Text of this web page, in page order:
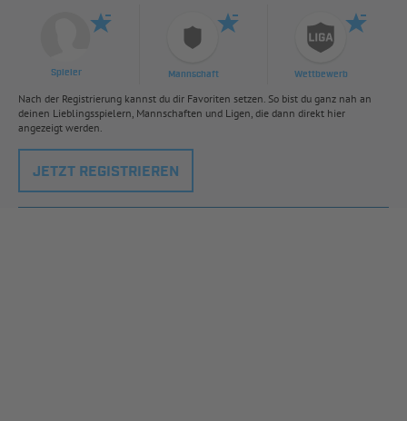
Spieler Mannschaft Wettbewerb
Nach der Registrierung kannst du dir Favoriten setzen. So bist du ganz nah an
deinen Lieblingsspielern, Mannschaften und Ligen, die dann direkt hier
angezeigt werden.
JETZT REGISTRIEREN